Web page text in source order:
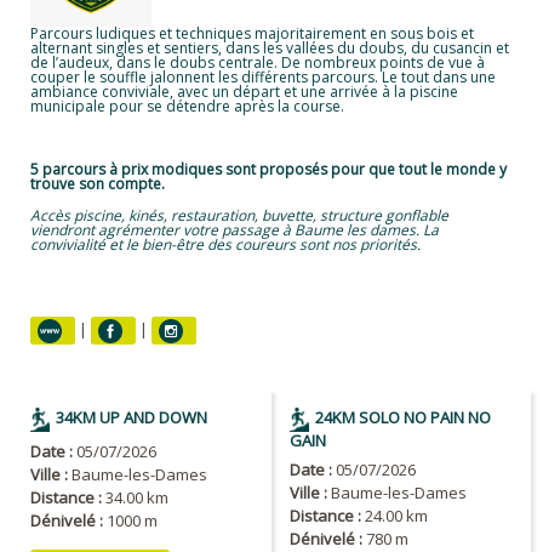
Parcours ludiques et techniques majoritairement en sous bois et
alternant singles et sentiers, dans les vallées du doubs, du cusancin et
de l’audeux, dans le doubs centrale. De nombreux points de vue à
couper le souffle jalonnent les différents parcours. Le tout dans une
ambiance conviviale, avec un départ et une arrivée à la piscine
municipale pour se détendre après la course.
5 parcours à prix modiques sont proposés pour que tout le monde y
trouve son compte.
Accès piscine, kinés, restauration, buvette, structure gonflable
viendront agrémenter votre passage à Baume les dames. La
convivialité et le bien-être des coureurs sont nos priorités.
| |
34KM UP AND DOWN
Date :05/07/2026
Ville :Baume-les-Dames
Distance :34.00 km
Dénivelé : 1000 m
24KM SOLO NO PAIN NO
GAIN
Date :05/07/2026
Ville :Baume-les-Dames
Distance :24.00 km
Dénivelé :780 m